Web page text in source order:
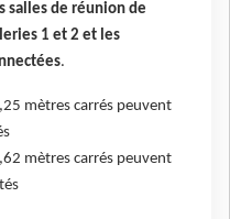
salles de réunion de
1 et 2 et les
.
mètres carrés peuvent
mètres carrés peuvent